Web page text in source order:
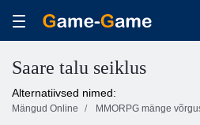
Saare talu seiklus
Alternatiivsed nimed:
Mängud Online MMORPG mänge